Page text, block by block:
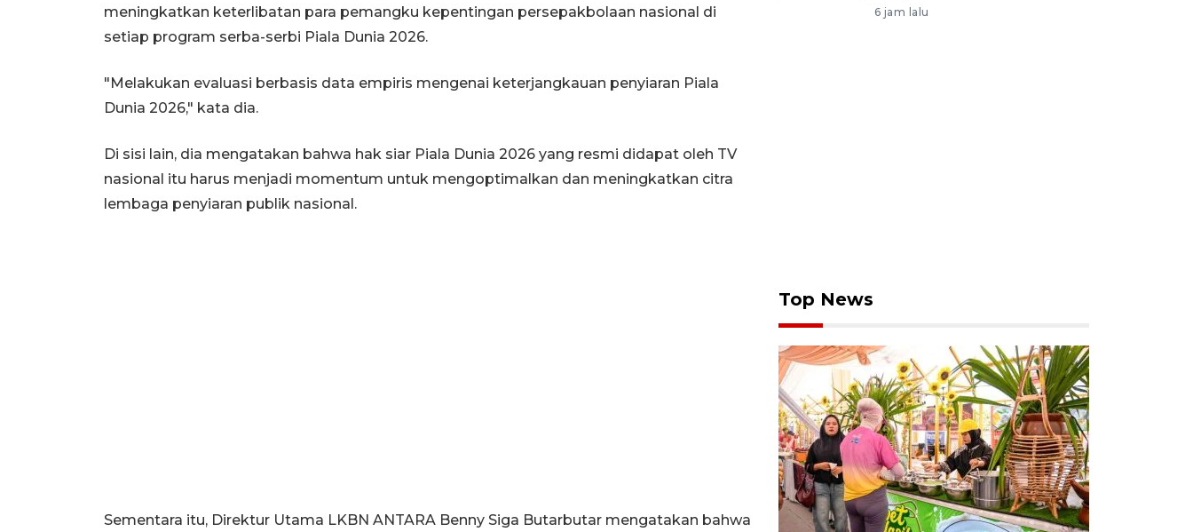
meningkatkan keterlibatan para pemangku kepentingan persepakbolaan nasional di
setiap program serba-serbi Piala Dunia 2026.
"Melakukan evaluasi berbasis data empiris mengenai keterjangkauan penyiaran Piala
Dunia 2026," kata dia.
Di sisi lain, dia mengatakan bahwa hak siar Piala Dunia 2026 yang resmi didapat oleh TV
nasional itu harus menjadi momentum untuk mengoptimalkan dan meningkatkan citra
lembaga penyiaran publik nasional.
Sementara itu, Direktur Utama LKBN ANTARA Benny Siga Butarbutar mengatakan bahwa
6 jam lalu
Top News